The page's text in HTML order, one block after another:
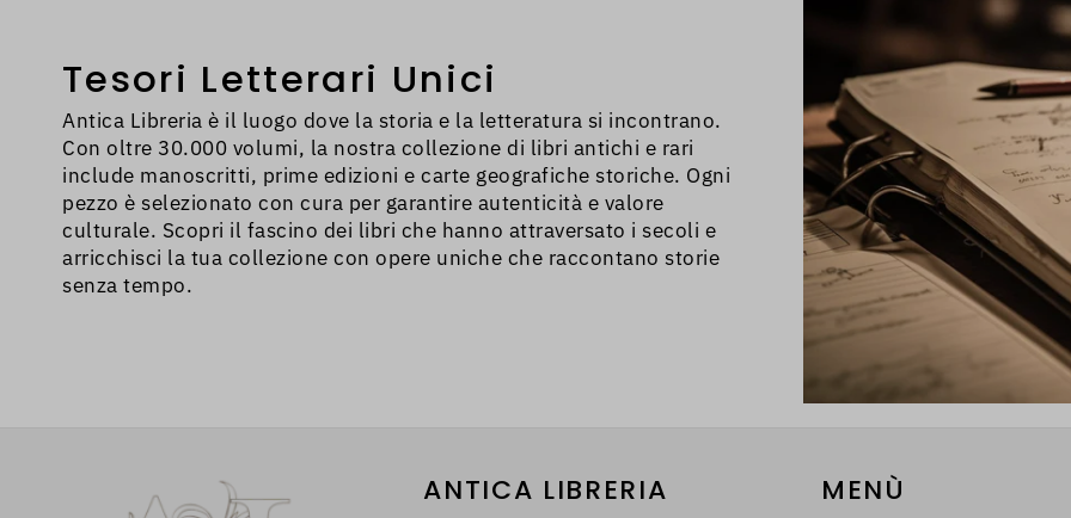
Tesori Letterari Unici
Antica Libreria è il luogo dove la storia e la letteratura si incontrano.
Con oltre 30.000 volumi, la nostra collezione di libri antichi e rari
include manoscritti, prime edizioni e carte geografiche storiche. Ogni
pezzo è selezionato con cura per garantire autenticità e valore
culturale. Scopri il fascino dei libri che hanno attraversato i secoli e
arricchisci la tua collezione con opere uniche che raccontano storie
senza tempo.
ANTICA LIBRERIA MENÙ